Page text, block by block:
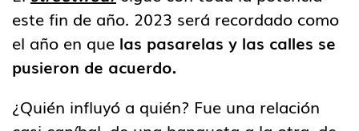
este fin de año. 2023 será recordado como
el año en que las pasarelas y las calles se
pusieron de acuerdo.
¿Quién influyó a quién? Fue una relación